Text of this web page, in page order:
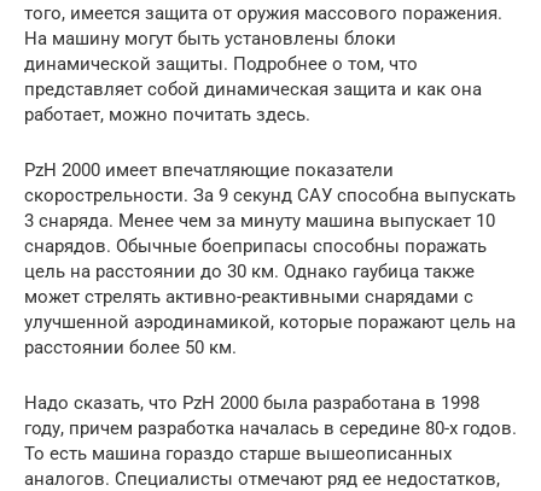
того, имеется защита от оружия массового поражения.
На машину могут быть установлены блоки
динамической защиты. Подробнее о том, что
представляет собой динамическая защита и как она
работает, можно почитать здесь.
PzH 2000 имеет впечатляющие показатели
скорострельности. За 9 секунд САУ способна выпускать
3 снаряда. Менее чем за минуту машина выпускает 10
снарядов. Обычные боеприпасы способны поражать
цель на расстоянии до 30 км. Однако гаубица также
может стрелять активно-реактивными снарядами с
улучшенной аэродинамикой, которые поражают цель на
расстоянии более 50 км.
Надо сказать, что PzH 2000 была разработана в 1998
году, причем разработка началась в середине 80-х годов.
То есть машина гораздо старше вышеописанных
аналогов. Специалисты отмечают ряд ее недостатков,